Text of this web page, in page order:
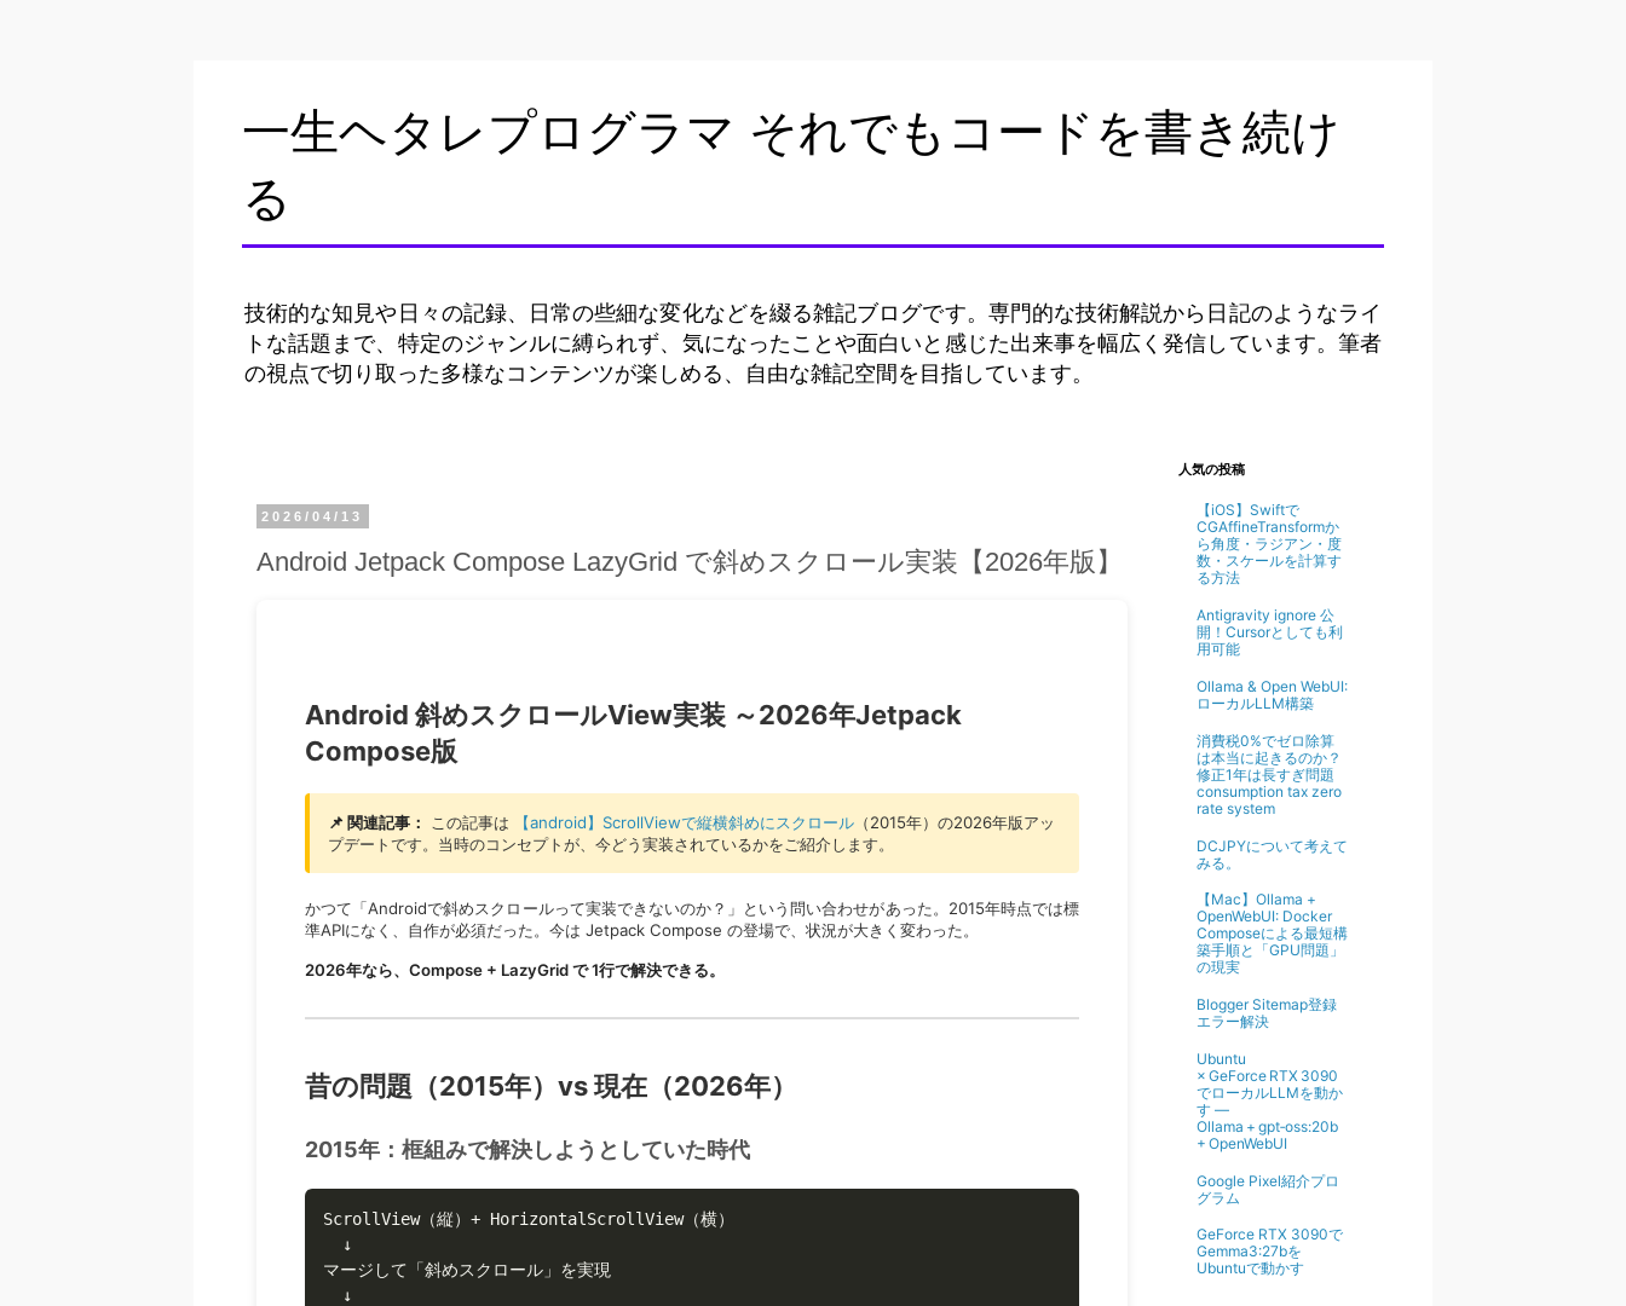
一生ヘタレプログラマ それでもコードを書き続け
る
技術的な知見や日々の記録、日常の些細な変化などを綴る雑記ブログです。専門的な技術解説から日記のようなライ
トな話題まで、特定のジャンルに縛られず、気になったことや面白いと感じた出来事を幅広く発信しています。筆者
の視点で切り取った多様なコンテンツが楽しめる、自由な雑記空間を目指しています。
2026/04/13
Android Jetpack Compose LazyGrid で斜めスクロール実装【2026年版】
Android 斜めスクロールView実装 ～2026年Jetpack
Compose版
📌 関連記事： この記事は 【android】ScrollViewで縦横斜めにスクロール （2015年）の2026年版アッ
プデートです。当時のコンセプトが、今どう実装されているかをご紹介します。
かつて「Androidで斜めスクロールって実装できないのか？」という問い合わせがあった。2015年時点では標
準APIになく、自作が必須だった。今は Jetpack Compose の登場で、状況が大きく変わった。
2026年なら、Compose + LazyGrid で 1行で解決できる。
昔の問題（2015年）vs 現在（2026年）
2015年：框組みで解決しようとしていた時代
ScrollView（縦）+ HorizontalScrollView（横）
  ↓
マージして「斜めスクロール」を実現
  ↓
人気の投稿
【iOS】Swiftで
CGAffineTransformか
ら角度・ラジアン・度
数・スケールを計算す
る方法
Antigravity ignore 公
開！Cursorとしても利
用可能
Ollama & Open WebUI:
ローカルLLM構築
消費税0%でゼロ除算
は本当に起きるのか？
修正1年は長すぎ問題
consumption tax zero
rate system
DCJPYについて考えて
みる。
【Mac】Ollama +
OpenWebUI: Docker
Composeによる最短構
築手順と「GPU問題」
の現実
Blogger Sitemap登録
エラー解決
Ubuntu
× GeForce RTX 3090
でローカルLLMを動か
す ―
Ollama + gpt‑oss:20b
+ OpenWebUI
Google Pixel紹介プロ
グラム
GeForce RTX 3090で
Gemma3:27bを
Ubuntuで動かす